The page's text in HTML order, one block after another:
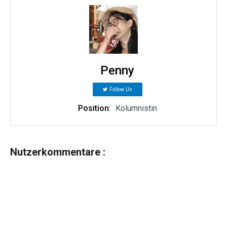
Penny
Follow Us
Position: Kolumnistin
Nutzerkommentare :